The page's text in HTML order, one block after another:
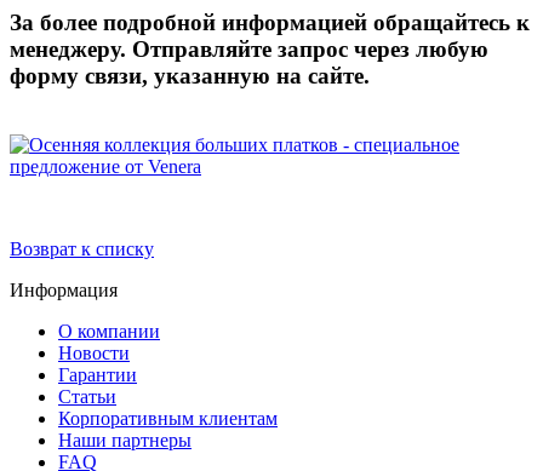
За более подробной информацией обращайтесь к
менеджеру. Отправляйте запрос через любую
форму связи, указанную на сайте.
Возврат к списку
Информация
О компании
Новости
Гарантии
Статьи
Корпоративным клиентам
Наши партнеры
FAQ